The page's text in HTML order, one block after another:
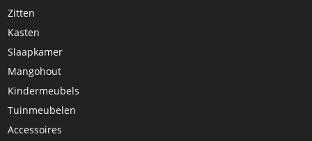
Zitten
Kasten
Slaapkamer
Mangohout
Kindermeubels
Tuinmeubelen
Accessoires